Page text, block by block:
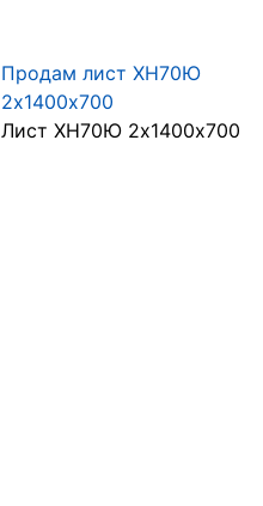
Продам лист ХН70Ю
2х1400х700
Лист ХН70Ю 2х1400х700